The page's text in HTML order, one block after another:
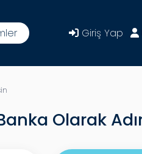
Giriş Yap
Olarak